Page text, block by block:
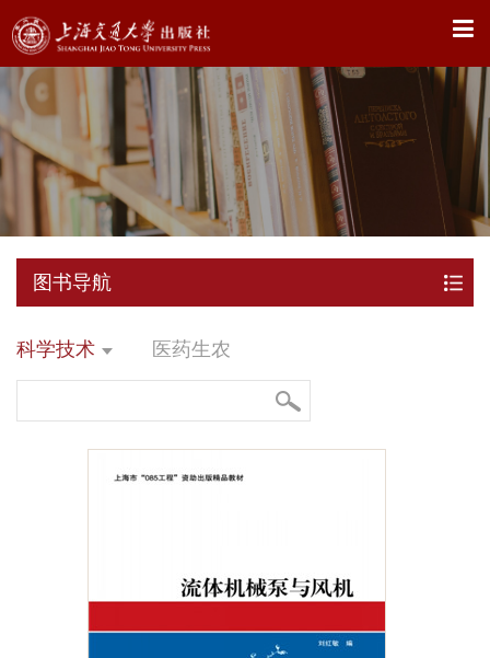
X
图书导航
科学技术 医药生农